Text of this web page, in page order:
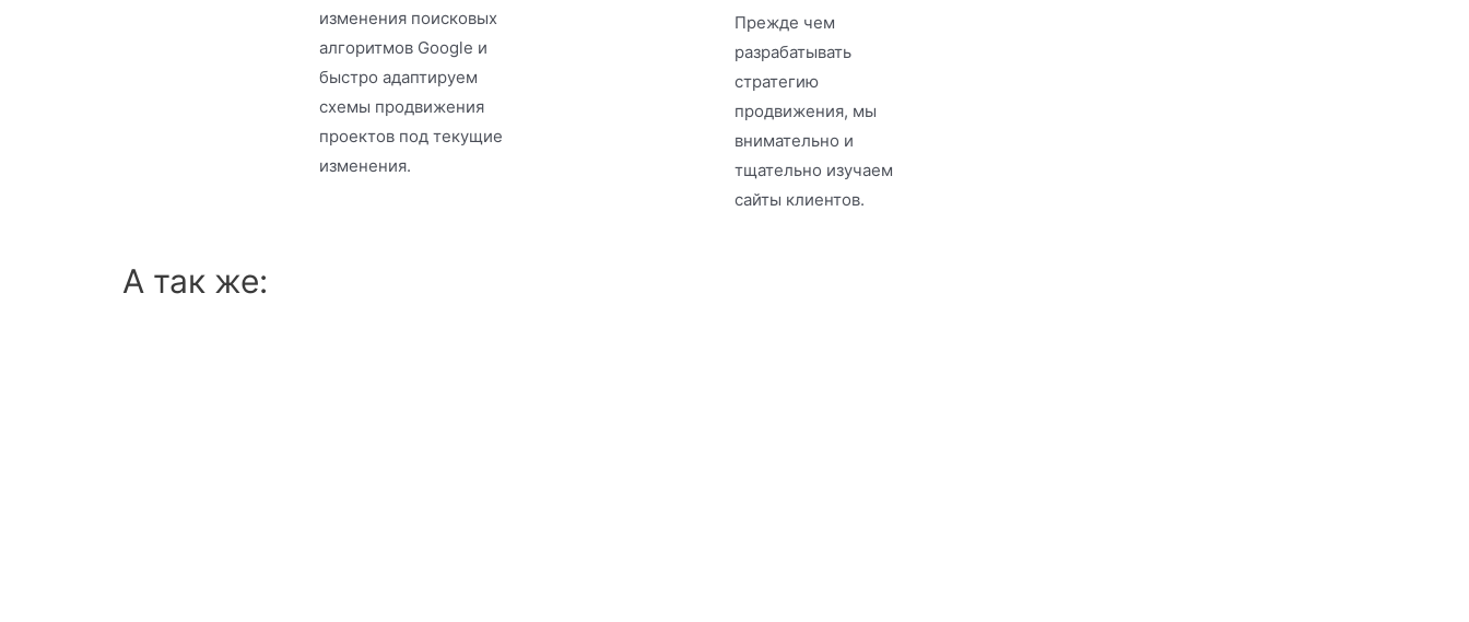
изменения поисковых
алгоритмов Google и
быстро адаптируем
схемы продвижения
проектов под текущие
изменения.
Прежде чем
разрабатывать
стратегию
продвижения, мы
внимательно и
тщательно изучаем
сайты клиентов.
А так же: